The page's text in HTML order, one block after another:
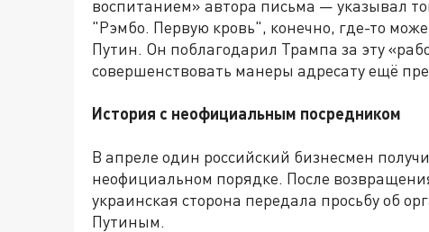
воспитанием» автора письма — указывал
"Рэмбо. Первую кровь", конечно, где-то
Путин. Он поблагодарил Трампа за эту
совершенствовать манеры адресату ещё
История с неофициальным посредником
В апреле один российский бизнесмен
неофициальном порядке. После
украинская сторона передала просьбу об
Путиным.